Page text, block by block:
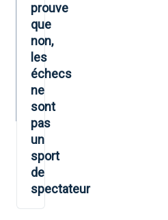
prouve
que
non,
les
échecs
ne
sont
pas
un
sport
de
spectateur